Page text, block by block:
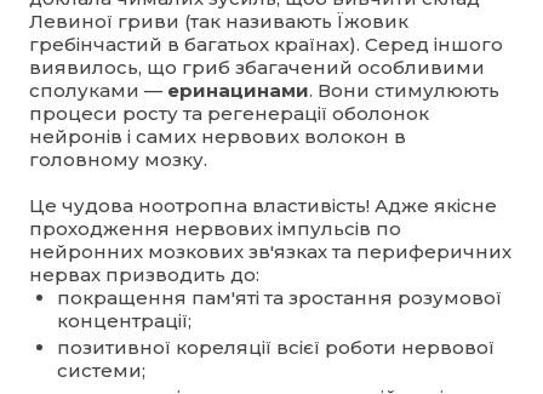
Левиної гриви (так називають Їжовик
гребінчастий в багатьох країнах). Серед іншого
виявилось, що гриб збагачений особливими
сполуками — еринацинами. Вони стимулюють
процеси росту та регенерації оболонок
нейронів і самих нервових волокон в
головному мозку.
Це чудова ноотропна властивість! Адже якісне
проходження нервових імпульсів по
нейронних мозкових зв'язках та периферичних
нервах призводить до:
покращення пам'яті та зростання розумової
концентрації;
позитивної кореляції всієї роботи нервової
системи;